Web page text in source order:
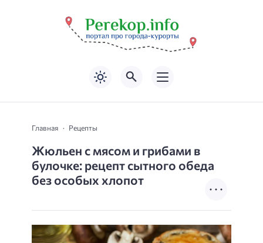
Главная Рецепты
Жюльен с мясом и грибами в
булочке: рецепт сытного обеда
без особых хлопот